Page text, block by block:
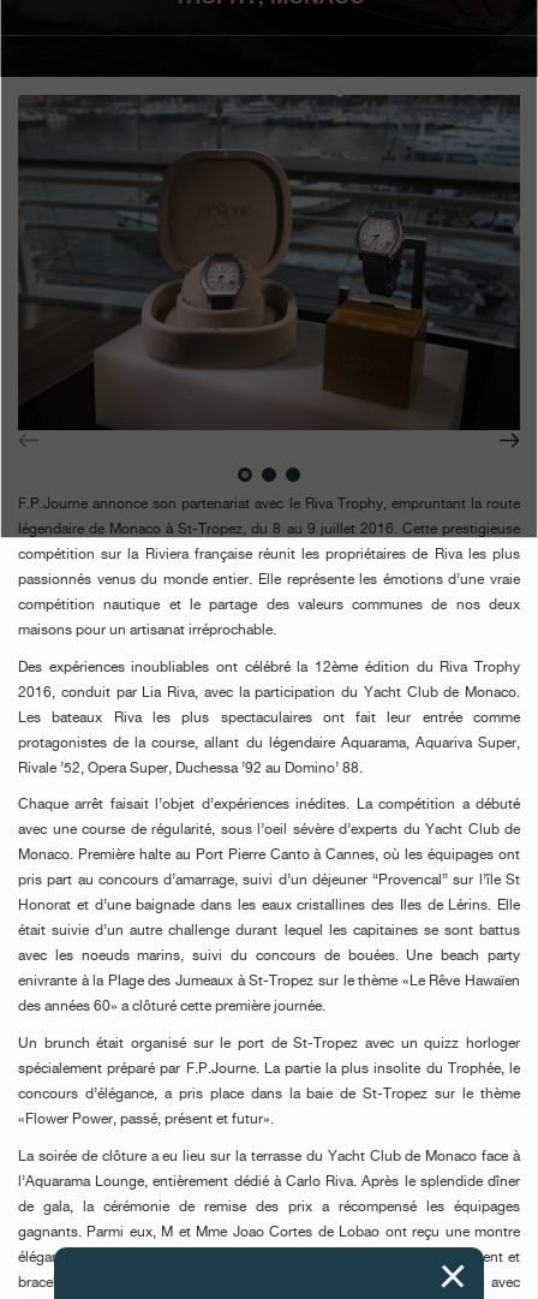
Boutiques
Catalogue
Search
Rechercher
ENGLISH 日本語 简体中文
F.P.Journe annonce son partenariat avec le Riva Trophy, empruntant la route
légendaire de Monaco à St-Tropez, du 8 au 9 juillet 2016. Cette prestigieuse
compétition sur la Riviera française réunit les propriétaires de Riva les plus
passionnés venus du monde entier. Elle représente les émotions d’une vraie
compétition nautique et le partage des valeurs communes de nos deux
maisons pour un artisanat irréprochable.
Des expériences inoubliables ont célébré la 12ème édition du Riva Trophy
2016, conduit par Lia Riva, avec la participation du Yacht Club de Monaco.
Les bateaux Riva les plus spectaculaires ont fait leur entrée comme
protagonistes de la course, allant du légendaire Aquarama, Aquariva Super,
Rivale ’52, Opera Super, Duchessa ’92 au Domino’ 88.
Chaque arrêt faisait l’objet d’expériences inédites. La compétition a débuté
avec une course de régularité, sous l’oeil sévère d’experts du Yacht Club de
Monaco. Première halte au Port Pierre Canto à Cannes, où les équipages ont
pris part au concours d’amarrage, suivi d’un déjeuner “Provencal” sur l’île St
Honorat et d’une baignade dans les eaux cristallines des Iles de Lérins. Elle
était suivie d’un autre challenge durant lequel les capitaines se sont battus
avec les noeuds marins, suivi du concours de bouées. Une beach party
enivrante à la Plage des Jumeaux à St-Tropez sur le thème «Le Rêve Hawaïen
des années 60» a clôturé cette première journée.
Un brunch était organisé sur le port de St-Tropez avec un quizz horloger
spécialement préparé par F.P.Journe. La partie la plus insolite du Trophée, le
concours d’élégance, a pris place dans la baie de St-Tropez sur le thème
«Flower Power, passé, présent et futur».
La soirée de clôture a eu lieu sur la terrasse du Yacht Club de Monaco face à
l’Aquarama Lounge, entièrement dédié à Carlo Riva. Après le splendide dîner
de gala, la cérémonie de remise des prix a récompensé les équipages
gagnants. Parmi eux, M et Mme Joao Cortes de Lobao ont reçu une montre
élégante by F.P.Journe 40mm en titane avec diamants, cadran luminescent et
bracelet caoutchouc marine, et la nouvelle élégante 48mm en Titane avec